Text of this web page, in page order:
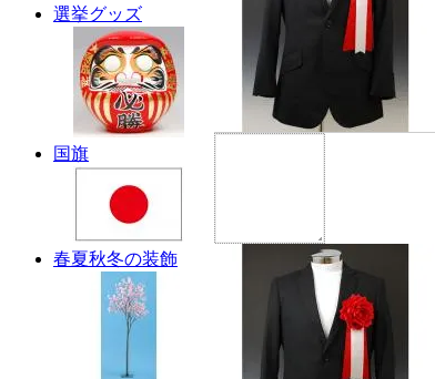
選挙グッズ
国旗
春夏秋冬の装飾